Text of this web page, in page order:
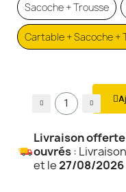
Sacoche + Trousse
Cartable + Sacoche +
Livraison offerte
ouvrés:
et le27/08/2026